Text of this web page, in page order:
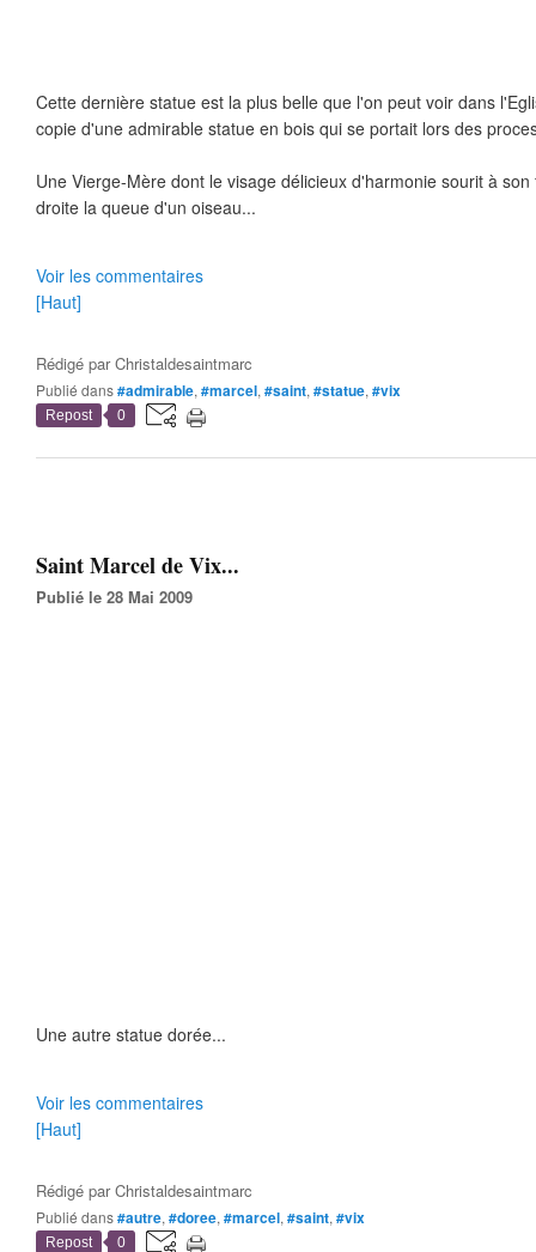
Cette dernière statue est la plus belle que l'on peut voir dans
copie d'une admirable statue en bois qui se portait lors des
Une Vierge-Mère dont le visage délicieux d'harmonie sourit à
droite la queue d'un oiseau...
Voir les commentaires
[Haut]
Rédigé parChristaldesaintmarc
Publié dans#admirable, #marcel, #saint, #statue, #vix
Repost 0
Saint Marcel de Vix...
Publié le 28 Mai 2009
Une autre statue dorée...
Voir les commentaires
[Haut]
Rédigé parChristaldesaintmarc
Publié dans#autre, #doree, #marcel, #saint, #vix
Repost 0